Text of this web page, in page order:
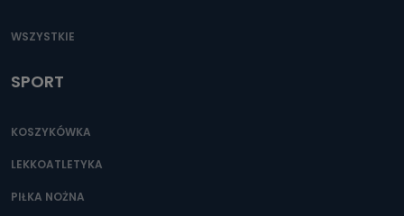
WSZYSTKIE
SPORT
KOSZYKÓWKA
LEKKOATLETYKA
PIŁKA NOŻNA